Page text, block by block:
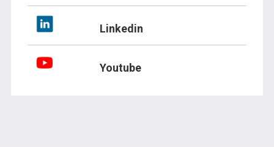
Linkedin
Youtube